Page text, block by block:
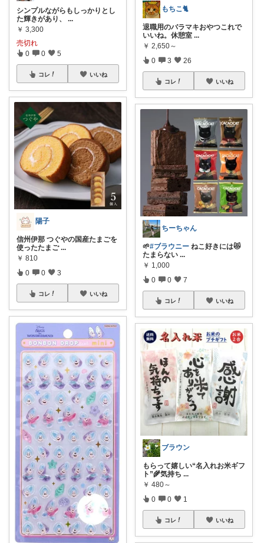
シンプルながらもしっかりとし
た輝きがあり、
...
￥ 3,300
売切れ
0 0 5
コレ いいね
陽子
信州伊那 つぐやの国産たまごを
使ったたまご ...
￥ 810
0 0 3
コレ いいね
もちこ🐈
退職用のバラマキおやつこれで
いいね。休憩室 ...
￥ 2,650～
0 3 26
コレ いいね
ちーちゃん
🌱#ブラウニー ねこ好きには😻
たまらない ...
￥ 1,000
0 0 7
コレ いいね
ブラウン
もらって嬉しい“名入れお米ギフ
ト”🌾気持ち ...
￥ 480～
0 0 1
コレ いいね